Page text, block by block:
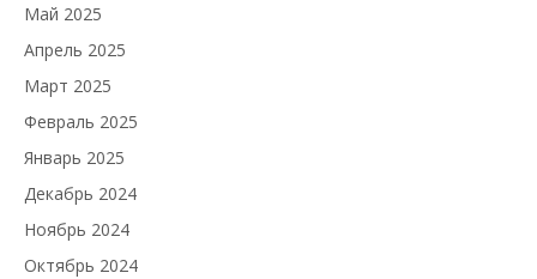
Май 2025
Апрель 2025
Март 2025
Февраль 2025
Январь 2025
Декабрь 2024
Ноябрь 2024
Октябрь 2024